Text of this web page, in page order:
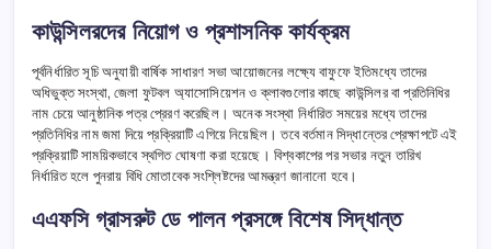
কাউন্সিলরদের নিয়োগ ও প্রশাসনিক কার্যক্রম
পূর্বনির্ধারিত সূচি অনুযায়ী বার্ষিক সাধারণ সভা আয়োজনের লক্ষ্যে বাফুফে ইতিমধ্যে তাদের
অধিভুক্ত সংস্থা, জেলা ফুটবল অ্যাসোসিয়েশন ও ক্লাবগুলোর কাছে কাউন্সিলর বা প্রতিনিধির
নাম চেয়ে আনুষ্ঠানিক পত্র প্রেরণ করেছিল। অনেক সংস্থা নির্ধারিত সময়ের মধ্যে তাদের
প্রতিনিধির নাম জমা দিয়ে প্রক্রিয়াটি এগিয়ে নিয়েছিল। তবে বর্তমান সিদ্ধান্তের প্রেক্ষাপটে এই
প্রক্রিয়াটি সাময়িকভাবে স্থগিত ঘোষণা করা হয়েছে। বিশ্বকাপের পর সভার নতুন তারিখ
নির্ধারিত হলে পুনরায় বিধি মোতাবেক সংশ্লিষ্টদের আমন্ত্রণ জানানো হবে।
এএফসি গ্রাসরুট ডে পালন প্রসঙ্গে বিশেষ সিদ্ধান্ত